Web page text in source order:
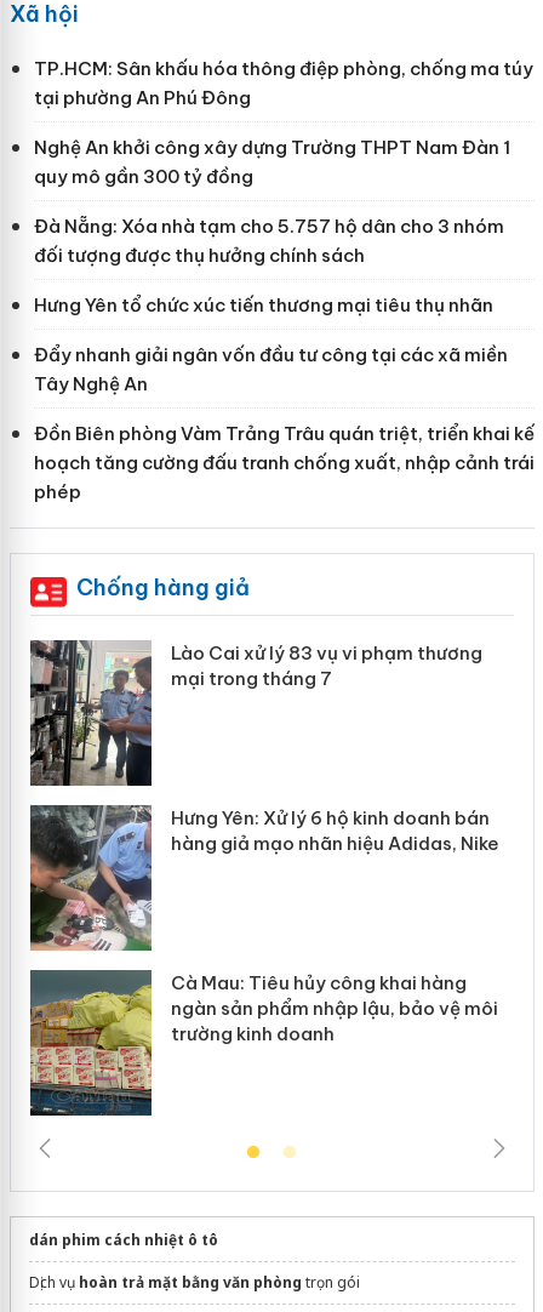
Xã hội
TP.HCM: Sân khấu hóa thông điệp phòng, chống ma túy
tại phường An Phú Đông
Nghệ An khởi công xây dựng Trường THPT Nam Đàn 1
quy mô gần 300 tỷ đồng
Đà Nẵng: Xóa nhà tạm cho 5.757 hộ dân cho 3 nhóm
đối tượng được thụ hưởng chính sách
Hưng Yên tổ chức xúc tiến thương mại tiêu thụ nhãn
Đẩy nhanh giải ngân vốn đầu tư công tại các xã miền
Tây Nghệ An
Đồn Biên phòng Vàm Trảng Trâu quán triệt, triển khai kế
hoạch tăng cường đấu tranh chống xuất, nhập cảnh trái
phép
Chống hàng giả
Lào Cai xử lý 83 vụ vi phạm thương
mại trong tháng 7
Hưng Yên: Xử lý 6 hộ kinh doanh bán
hàng giả mạo nhãn hiệu Adidas, Nike
Cà Mau: Tiêu hủy công khai hàng
ngàn sản phẩm nhập lậu, bảo vệ môi
trường kinh doanh
dán phim cách nhiệt ô tô
Dịch vụ hoàn trả mặt bằng văn phòng trọn gói